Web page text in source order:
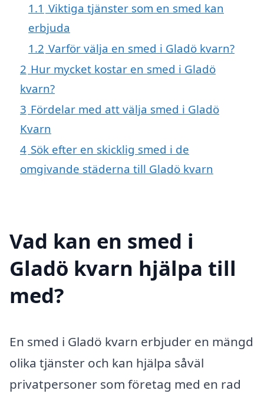
1.1 Viktiga tjänster som en smed kan
erbjuda
1.2 Varför välja en smed i Gladö kvarn?
2 Hur mycket kostar en smed i Gladö
kvarn?
3 Fördelar med att välja smed i Gladö
Kvarn
4 Sök efter en skicklig smed i de
omgivande städerna till Gladö kvarn
Vad kan en smed i
Gladö kvarn hjälpa till
med?
En smed i Gladö kvarn erbjuder en mängd
olika tjänster och kan hjälpa såväl
privatpersoner som företag med en rad